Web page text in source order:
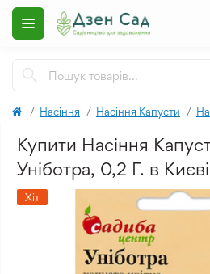
Насіння Насіння Капусти
Купити Насіння
Уніботра, 0,2 Г. в Києві
Хіт